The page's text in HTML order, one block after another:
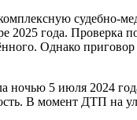
судебно-
2025 года. Проверка
Однако
5 июля 2024
В момент ДТП на